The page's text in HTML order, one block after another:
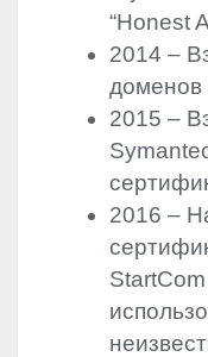
“Honest
2014 –
доменов
2015 –
2016 –